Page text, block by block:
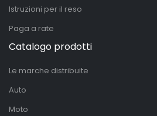
Istruzioni per il reso
Paga a rate
Catalogo prodotti
Le marche distribuite
Auto
Moto